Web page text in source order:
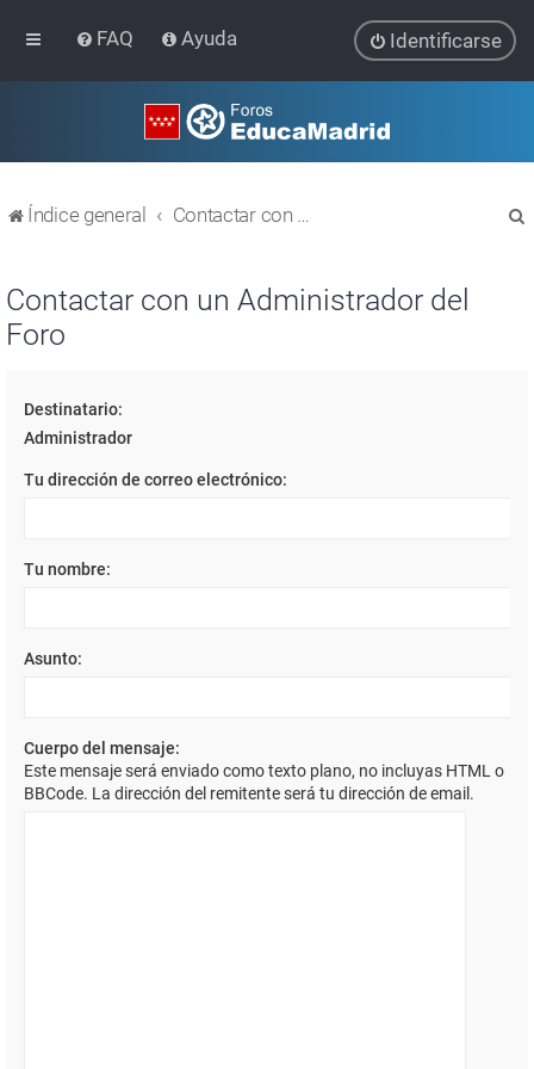
FAQ Ayuda Identificarse
Índice general Contactar con un Administrador del Foro
Contactar con un Administrador del
Foro
Destinatario:
Administrador
Tu dirección de correo electrónico:
Tu nombre:
Asunto:
Cuerpo del mensaje:
Este mensaje será enviado como texto plano, no incluyas HTML o
BBCode. La dirección del remitente será tu dirección de email.